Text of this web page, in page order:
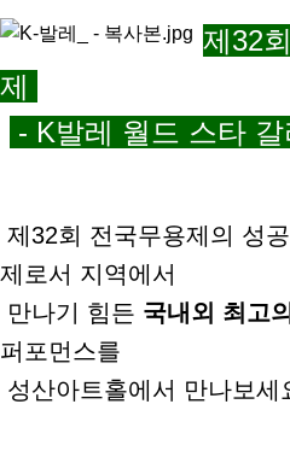
제32
제
- K발레 월드 스타
제32회 전국무용제의 성
제로서 지역에서
만나기 힘든 국내외 최고
퍼포먼스를
성산아트홀에서 만나보세